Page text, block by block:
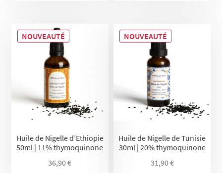
NOUVEAUTÉ
Huile de Nigelle d’Ethiopie
50ml | 11% thymoquinone
36,90€
NOUVEAUTÉ
Huile de Nigelle de Tunisie
30ml | 20% thymoquinone
31,90€